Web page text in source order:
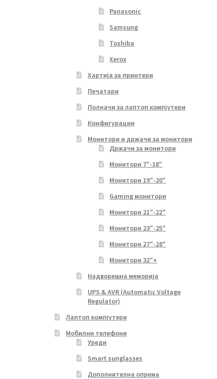
Panasonic
Samsung
Toshiba
Xerox
Хартија за принтери
Печатари
Полначи за лаптоп компјутери
Конфигурации
Монитори и држачи за монитори
Држачи за монитори
Монитори 7″-18″
Монитори 19″-20″
Gaming монитори
Монитори 21″-22″
Монитори 23″-25″
Монитори 27″-28″
Монитори 32″+
Надворешна меморија
UPS & AVR (Automatic Voltage
Regulator)
Лаптоп компјутери
Мобилни телефони
Уреди
Smart sunglasses
Дополнителна опрема